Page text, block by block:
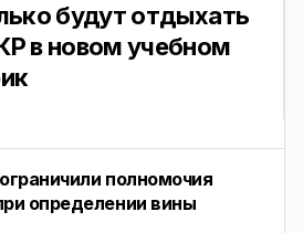
будут отдыхать
в новом учебном
полномочия
определении вины